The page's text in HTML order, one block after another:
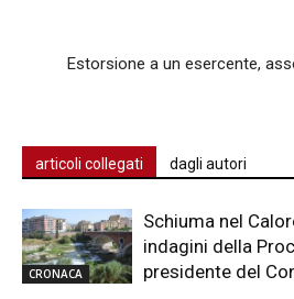
Estorsione a un esercente,
articoli collegati dagli autori
CRONACA
Schiuma nel
indagini della
presidente del